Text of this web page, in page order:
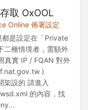
取 OxOOL
Online 佈署設定
是設定在「Private
二種情境者，需額外
真實 IP / FQAN 對外
)
設的 請進入
的內容，找